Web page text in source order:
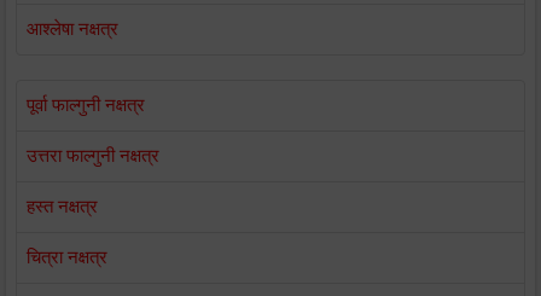
आश्लेषा नक्षत्र
पूर्वा फाल्गुनी नक्षत्र
उत्तरा फाल्गुनी नक्षत्र
हस्त नक्षत्र
चित्रा नक्षत्र